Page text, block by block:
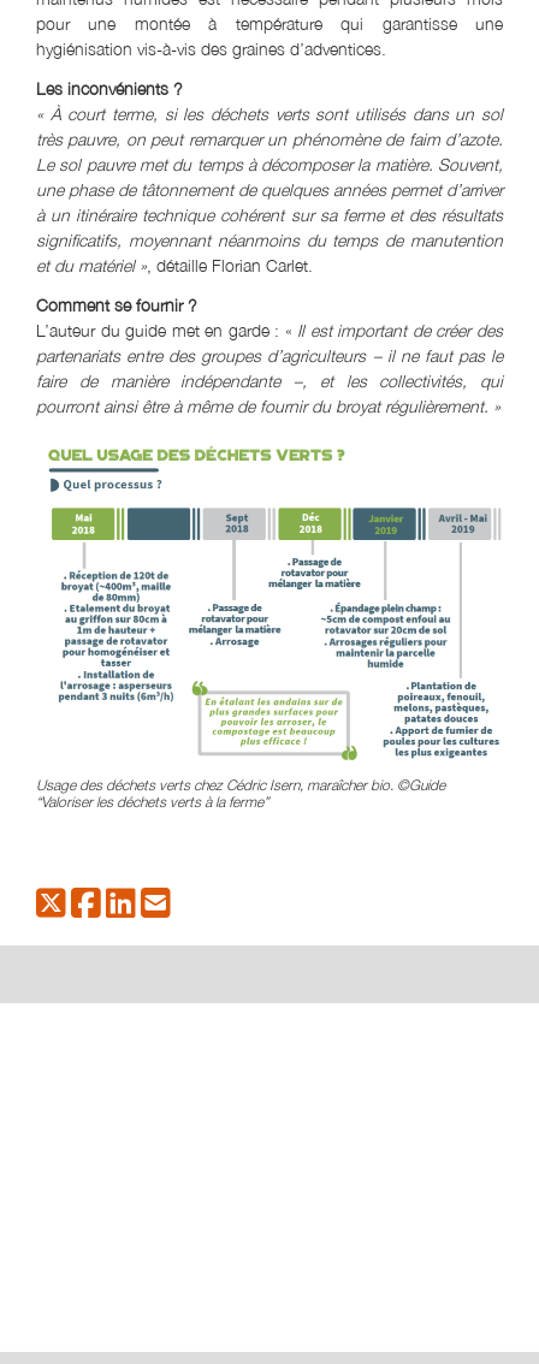
pour une montée à température qui garantisse une
hygiénisation vis-à-vis des graines d’adventices.
Les inconvénients ?
« À court terme, si les déchets verts sont utilisés dans un sol
très pauvre, on peut remarquer un phénomène de faim d’azote.
Le sol pauvre met du temps à décomposer la matière. Souvent,
une phase de tâtonnement de quelques années permet d’arriver
à un itinéraire technique cohérent sur sa ferme et des résultats
significatifs, moyennant néanmoins du temps de manutention
et du matériel » , détaille Florian Carlet.
Comment se fournir ?
L’auteur du guide met en garde : « Il est important de créer des
partenariats entre des groupes d’agriculteurs – il ne faut pas le
faire de manière indépendante –, et les collectivités, qui
pourront ainsi être à même de fournir du broyat régulièrement. »
Usage des déchets verts chez Cédric Isern, maraîcher bio. ©Guide
“Valoriser les déchets verts à la ferme”